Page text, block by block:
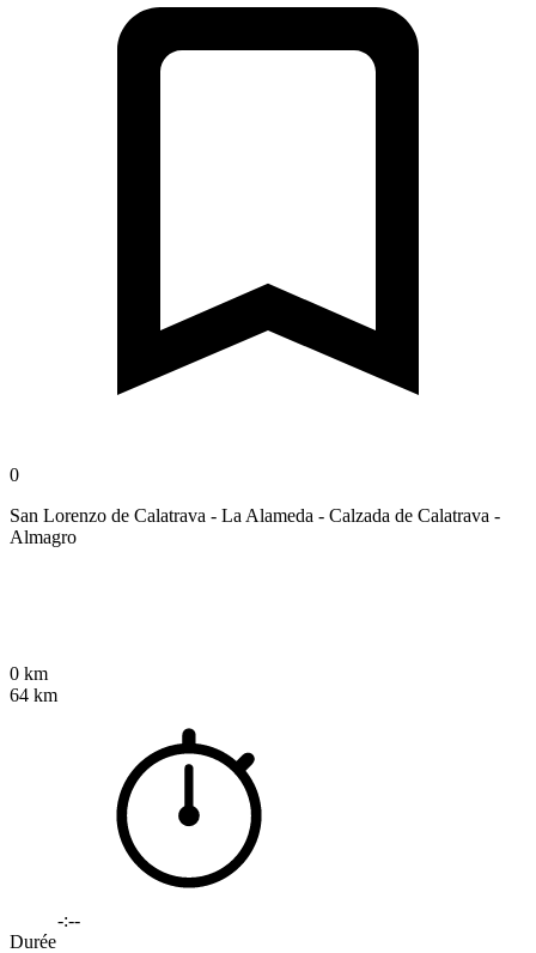
0
San Lorenzo de Calatrava - La Alameda - Calzada de Calatrava -
Almagro
0 km
64 km
-:--
Durée